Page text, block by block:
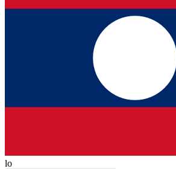
lo